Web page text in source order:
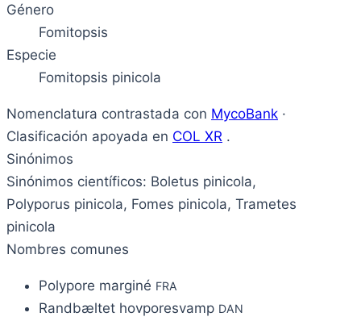
Género
Fomitopsis
Especie
Fomitopsis pinicola
Nomenclatura contrastada con MycoBank ·
Clasificación apoyada en COL XR .
Sinónimos
Sinónimos científicos: Boletus pinicola,
Polyporus pinicola, Fomes pinicola, Trametes
pinicola
Nombres comunes
Polypore marginé FRA
Randbæltet hovporesvamp DAN